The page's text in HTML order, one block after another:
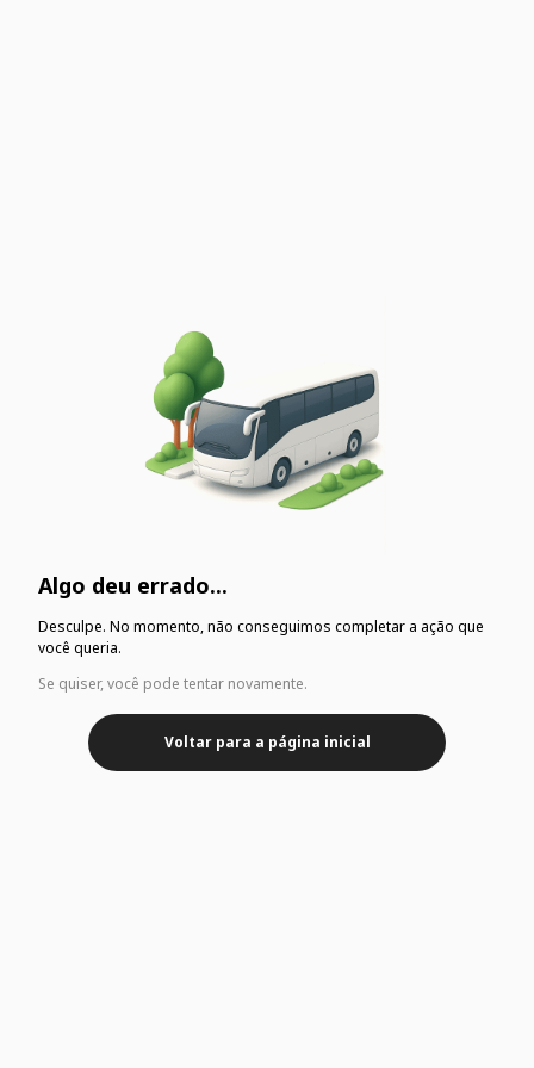
Algo deu errado...
Desculpe. No momento, não conseguimos completar a ação que
você queria.
Se quiser, você pode tentar novamente.
Voltar para a página inicial